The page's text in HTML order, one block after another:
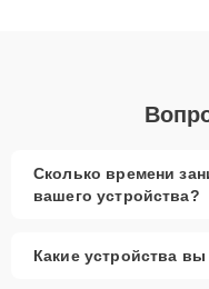
Сколько времени
вашего устройства?
Какие устройства